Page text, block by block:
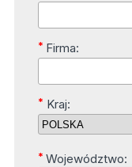
* Firma:
* Kraj:
* Województwo: